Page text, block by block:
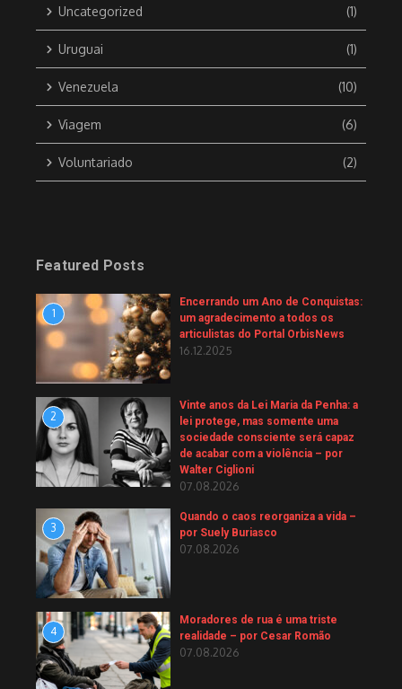
Uncategorized (1)
Uruguai (1)
Venezuela (10)
Viagem (6)
Voluntariado (2)
Featured Posts
1
Encerrando um Ano de Conquistas:
um agradecimento a todos os
articulistas do Portal OrbisNews
16.12.2025
2
Vinte anos da Lei Maria da Penha: a
lei protege, mas somente uma
sociedade consciente será capaz
de acabar com a violência – por
Walter Ciglioni
07.08.2026
3
Quando o caos reorganiza a vida –
por Suely Buriasco
07.08.2026
4
Moradores de rua é uma triste
realidade – por Cesar Romão
07.08.2026